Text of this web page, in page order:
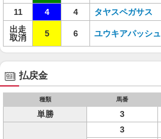
11
4 4 タヤスペガサス
出走
取消
5 6 ユウキアパッシュ
払戻金
種類 馬番
単勝 3
3